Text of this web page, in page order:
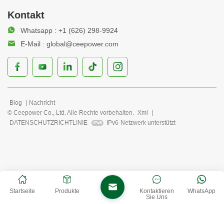
Kontakt
Whatsapp : +1 (626) 298-9924
E-Mail : global@ceepower.com
Blog | Nachricht
© Ceepower Co., Ltd. Alle Rechte vorbehalten.
Xml
|
DATENSCHUTZRICHTLINIE
IPv6-Netzwerk unterstützt
Startseite Produkte WhatsApp
Kontaktieren
Sie Uns